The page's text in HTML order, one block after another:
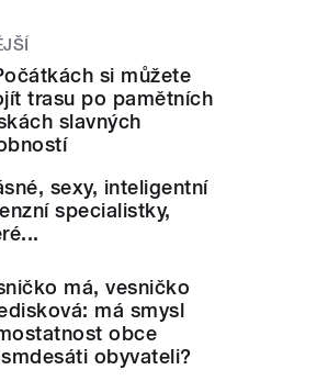
si můžete
trasu po pamětních
slavných
sexy, inteligentní
specialistky,
má, vesničko
má smysl
obce
obyvateli?